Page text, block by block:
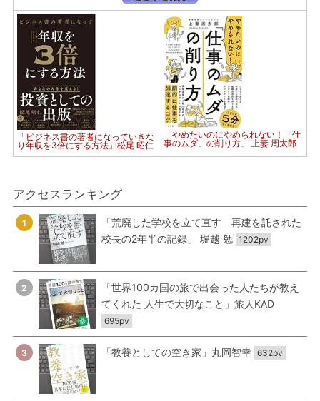
「ビジネス書の著者になっていきな
り年収を3倍にする方法」松尾 昭仁
「やめたいのにやめられない！「仕
事のムダ」の削り方」 上妻 周太郎
アクセスランキング
1
「荒廃した学校を立て直す 再建を託された
校長の2年半の記録」 堀越 勉 1202pv
2
「世界100カ国の旅で出会った人たちが教え
てくれた 人生で大切なこと」旅人KAD
695pv
3 「教養としての空き家」丸岡智幸 632pv